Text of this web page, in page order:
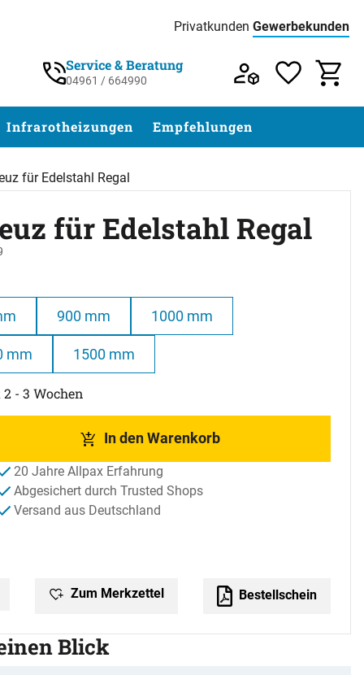
Privatkunden Preisliste:
Gewerbekunden
Service & Beratung unter 04961 / 77
Service & Beratung
04961 / 664990
Infrarotheizungen Empfehlungen
für Edelstahl Regal
für Edelstahl Regal
900 mm 1000 mm
mm 1500 mm
- 3 Wochen
In den Warenkorb
20 Jahre Allpax Erfahrung
Abgesichert durch Trusted Shops
Versand aus Deutschland
Zum Merkzettel Bestellschein
Blick